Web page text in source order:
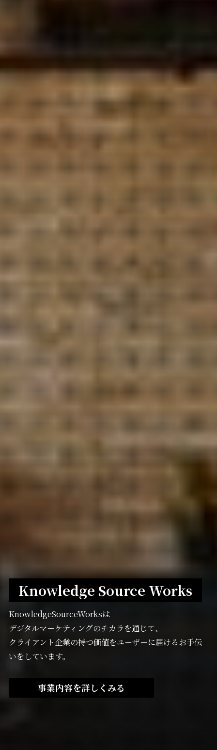
Knowledge Source Works
KnowledgeSourceWorksは
デジタルマーケティングのチカラを通じて、
クライアント企業の持つ価値をユーザーに届けるお手伝
いをしています。
事業内容を詳しくみる